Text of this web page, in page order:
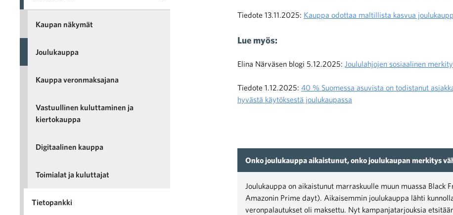
Tiedote 13.11.2025: Kauppa odottaa maltillista kasvua
Lue myös:
Elina Närväsen blogi 5.12.2025: Joululahjojen sosiaalinen
Tiedote 1.12.2025: 40 % Suomessa asuvista on todistanut
hyvästä käytöksestä joulukaupassa
Onko joulukauppa aikaistunut, onko joulukaupan merkitys
Joulukauppa on aikaistunut marraskuulle muun muassa Black
Amazonin Prime dayt). Aikaisemmin joulukauppa lähti
veronpalautukset oli maksettu. Nyt kampanjatarjouksia
Kaupan näkymät
Joulukauppa
Kauppa veronmaksajana
Vastuullinen kuluttaminen ja
kiertokauppa
Digitaalinen kauppa
Toimialat ja kuluttajat
Tietopankki